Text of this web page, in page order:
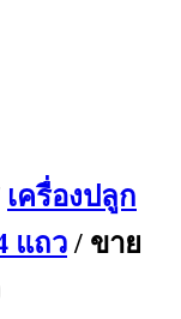
เครื่องปลูก
แถว / ขาย